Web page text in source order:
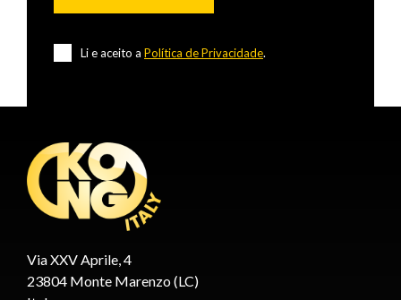
Li e aceito a Política de Privacidade.
Via XXV Aprile, 4
23804 Monte Marenzo (LC)